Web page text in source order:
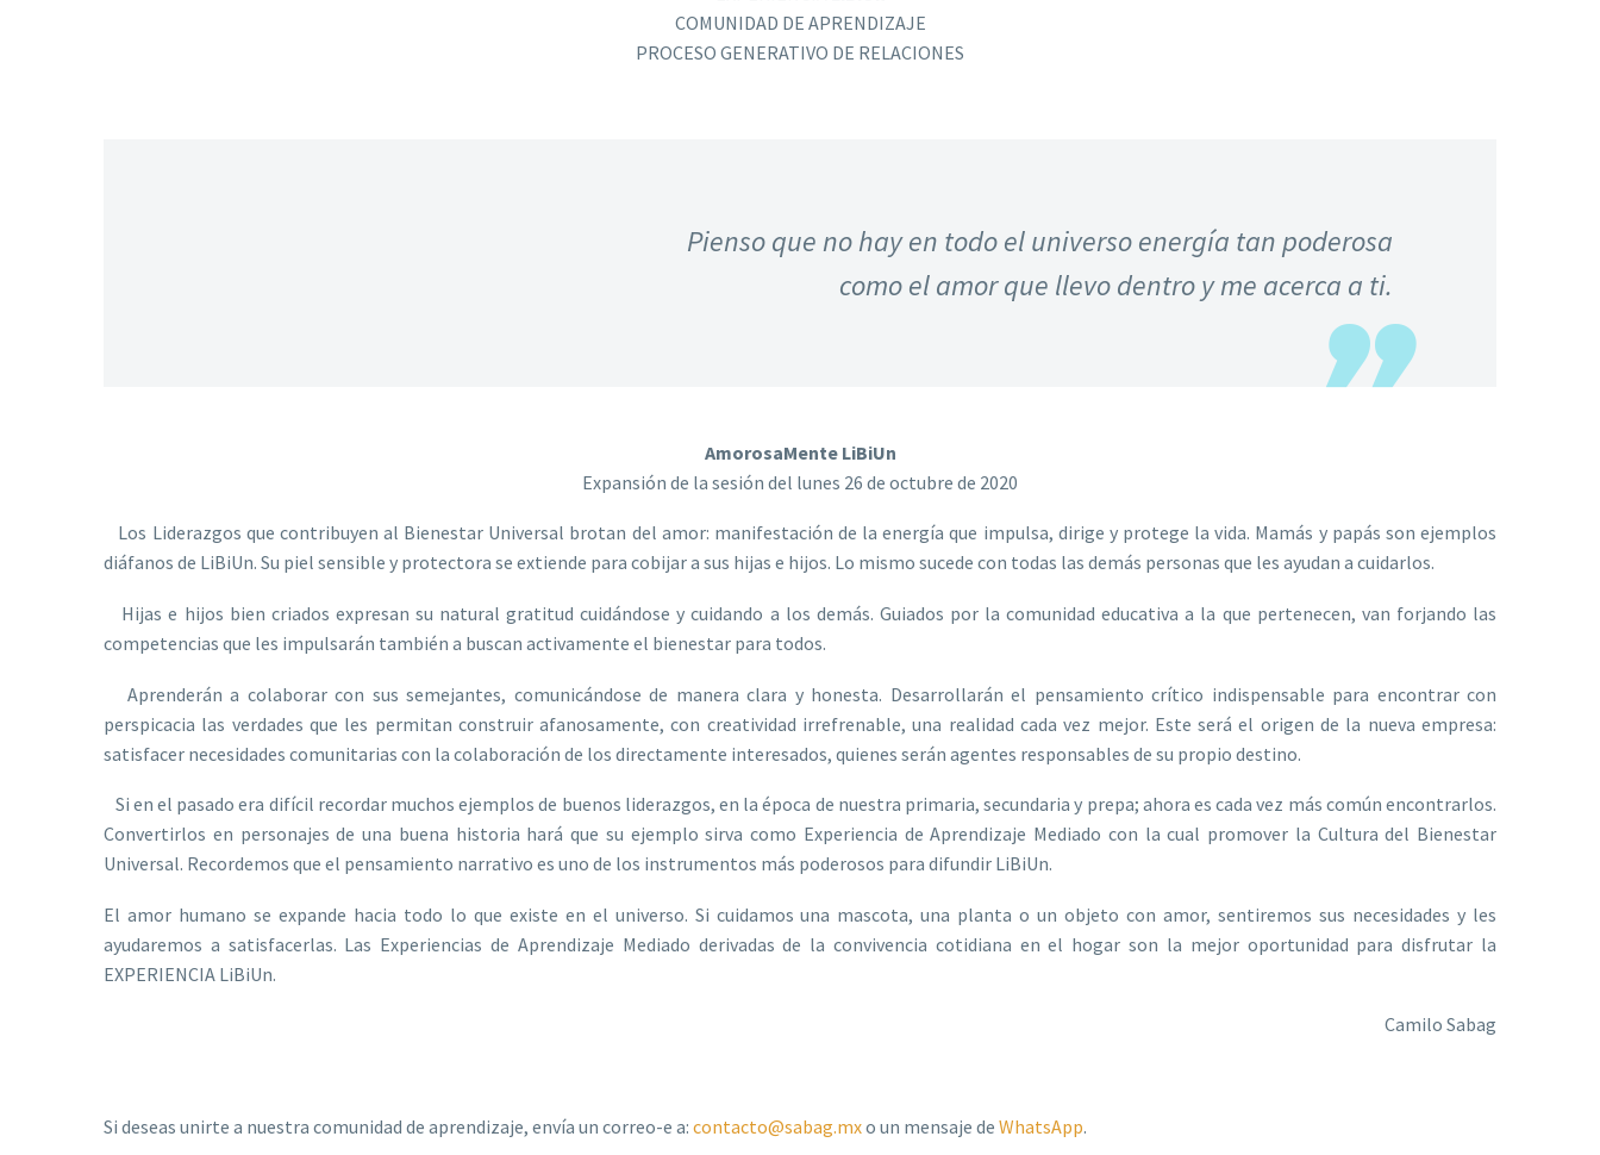
COMUNIDAD DE APRENDIZAJE
PROCESO GENERATIVO DE RELACIONES
Pienso que no hay en todo el universo energía tan poderosa
como el amor que llevo dentro y me acerca a ti.
AmorosaMente LiBiUn
Expansión de la sesión del lunes 26 de octubre de 2020
Los Liderazgos que contribuyen al Bienestar Universal brotan del amor: manifestación de la energía que impulsa, dirige y protege la vida. Mamás y papás son ejemplos
diáfanos de LiBiUn. Su piel sensible y protectora se extiende para cobijar a sus hijas e hijos. Lo mismo sucede con todas las demás personas que les ayudan a cuidarlos.
Hijas e hijos bien criados expresan su natural gratitud cuidándose y cuidando a los demás. Guiados por la comunidad educativa a la que pertenecen, van forjando las
competencias que les impulsarán también a buscan activamente el bienestar para todos.
Aprenderán a colaborar con sus semejantes, comunicándose de manera clara y honesta. Desarrollarán el pensamiento crítico indispensable para encontrar con
perspicacia las verdades que les permitan construir afanosamente, con creatividad irrefrenable, una realidad cada vez mejor. Este será el origen de la nueva empresa:
satisfacer necesidades comunitarias con la colaboración de los directamente interesados, quienes serán agentes responsables de su propio destino.
Si en el pasado era difícil recordar muchos ejemplos de buenos liderazgos, en la época de nuestra primaria, secundaria y prepa; ahora es cada vez más común encontrarlos.
Convertirlos en personajes de una buena historia hará que su ejemplo sirva como Experiencia de Aprendizaje Mediado con la cual promover la Cultura del Bienestar
Universal. Recordemos que el pensamiento narrativo es uno de los instrumentos más poderosos para difundir LiBiUn.
El amor humano se expande hacia todo lo que existe en el universo. Si cuidamos una mascota, una planta o un objeto con amor, sentiremos sus necesidades y les
ayudaremos a satisfacerlas. Las Experiencias de Aprendizaje Mediado derivadas de la convivencia cotidiana en el hogar son la mejor oportunidad para disfrutar la
EXPERIENCIA LiBiUn.
Camilo Sabag
Si deseas unirte a nuestra comunidad de aprendizaje, envía un correo-e a: contacto@sabag.mxo un mensaje de WhatsApp.